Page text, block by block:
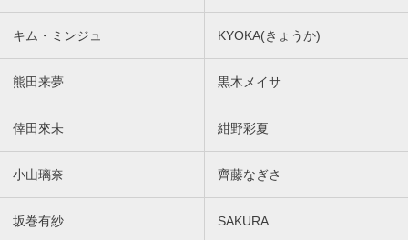
キム・ミンジュ KYOKA(きょうか)
熊田来夢 黒木メイサ
倖田來未 紺野彩夏
小山璃奈 齊藤なぎさ
坂巻有紗 SAKURA